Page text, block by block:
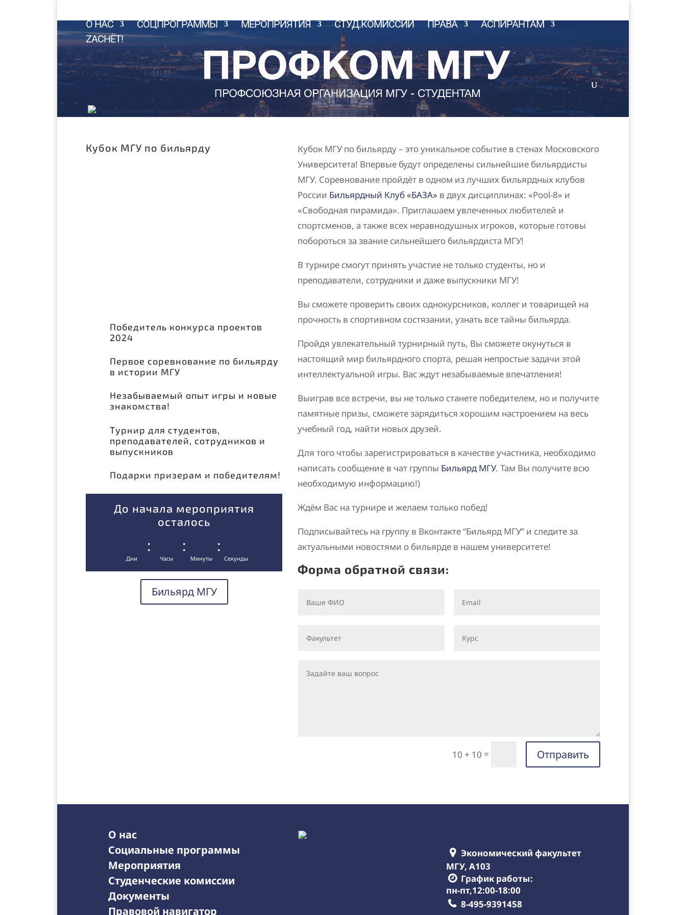
О НАС СОЦПРОГРАММЫ МЕРОПРИЯТИЯ СТУД.КОМИССИИ ПРАВА
АСПИРАНТАМ
ZACHЁT!
Кубок МГУ по бильярду
Победитель конкурса проектов
2024
Первое соревнование по бильярду
в истории МГУ
Незабываемый опыт игры и новые
знакомства!
Турнир для студентов,
преподавателей, сотрудников и
выпускников
Подарки призерам и победителям!
До начала мероприятия
осталось
Дни
:
Часы
:
Минуты
:
Секунды
Бильярд МГУ
Кубок МГУ по бильярду – это уникальное событие в стенах Московского
Университета! Впервые будут определены сильнейшие бильярдисты
МГУ. Соревнование пройдёт в одном из лучших бильярдных клубов
России Бильярдный Клуб «БАЗА» в двух дисциплинах: «Pool-8» и
«Свободная пирамида». Приглашаем увлеченных любителей и
спортсменов, а также всех неравнодушных игроков, которые готовы
побороться за звание сильнейшего бильярдиста МГУ!
В турнире смогут принять участие не только студенты, но и
преподаватели, сотрудники и даже выпускники МГУ!
Вы сможете проверить своих однокурсников, коллег и товарищей на
прочность в спортивном состязании, узнать все тайны бильярда.
Пройдя увлекательный турнирный путь, Вы сможете окунуться в
настоящий мир бильярдного спорта, решая непростые задачи этой
интеллектуальной игры. Вас ждут незабываемые впечатления!
Выиграв все встречи, вы не только станете победителем, но и получите
памятные призы, сможете зарядиться хорошим настроением на весь
учебный год, найти новых друзей.
Для того чтобы зарегистрироваться в качестве участника, необходимо
написать сообщение в чат группы Бильярд МГУ. Там Вы получите всю
необходимую информацию!)
Ждём Вас на турнире и желаем только побед!
Подписывайтесь на группу в Вконтакте “Бильярд МГУ” и следите за
актуальными новостями о бильярде в нашем университете!
Форма обратной связи:
10 + 10 = Отправить
О нас
Социальные программы
Мероприятия
Студенческие комиссии
Документы
Правовой навигатор
Экономический факультет
МГУ, А103
График работы:
пн-пт,12:00-18:00
8-495-9391458